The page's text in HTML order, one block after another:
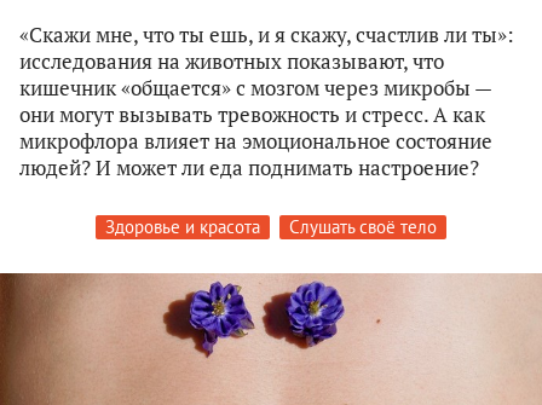
«Скажи мне, что ты ешь, и я скажу, счастлив ли ты»:
исследования на животных показывают, что
кишечник «общается» с мозгом через микробы —
они могут вызывать тревожность и стресс. А как
микрофлора влияет на эмоциональное состояние
людей? И может ли еда поднимать настроение?
Здоровье и красота Слушать своё тело